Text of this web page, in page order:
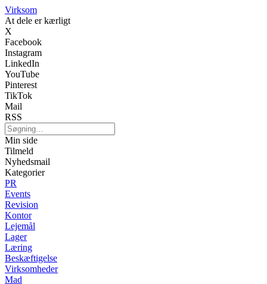
Virksom
At dele er kærligt
X
Facebook
Instagram
LinkedIn
YouTube
Pinterest
TikTok
Mail
RSS
Min side
Tilmeld
Nyhedsmail
Kategorier
PR
Events
Revision
Kontor
Lejemål
Lager
Læring
Beskæftigelse
Virksomheder
Mad